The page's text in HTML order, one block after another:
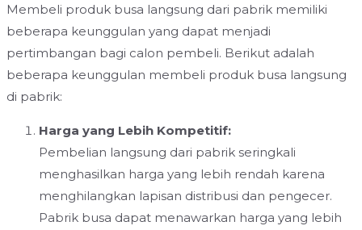
Membeli produk busa langsung dari pabrik memiliki
beberapa keunggulan yang dapat menjadi
pertimbangan bagi calon pembeli. Berikut adalah
beberapa keunggulan membeli produk busa langsung
di pabrik:
Harga yang Lebih Kompetitif:
Pembelian langsung dari pabrik seringkali
menghasilkan harga yang lebih rendah karena
menghilangkan lapisan distribusi dan pengecer.
Pabrik busa dapat menawarkan harga yang lebih